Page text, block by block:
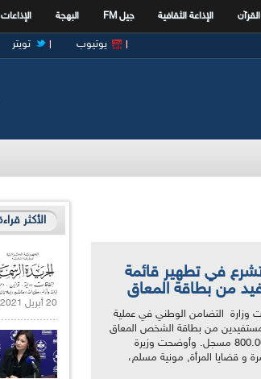
الإذاعة الثقافية جيل FM البهجة
تويتر يوتيوب
في تطهير قائمة
وزارة التضامن الوطني في عملية
من بطاقة الشخص المعاق
والتي تضم أزيد من 800.000 مسجل. وأوضحت وزيرة
و قضايا المرأة, مونية مسلم،
الأكثر
20 أبريل 2021 |